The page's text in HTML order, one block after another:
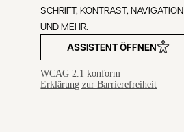
SCHRIFT, KONTRAST, NAVIGATION
UND MEHR.
ASSISTENT ÖFFNEN
WCAG 2.1 konform
Erklärung zur Barrierefreiheit